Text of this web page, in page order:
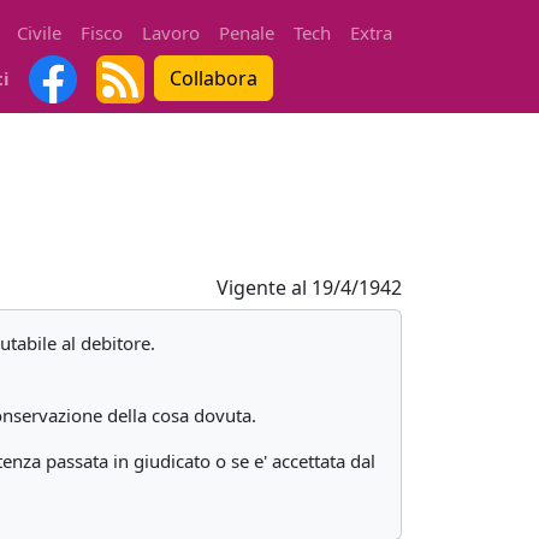
Civile Fisco Lavoro Penale Tech
Extra
Collabora
Vigente al 19/4/1942
al debitore.
della cosa dovuta.
passata in giudicato o se e' accettata dal